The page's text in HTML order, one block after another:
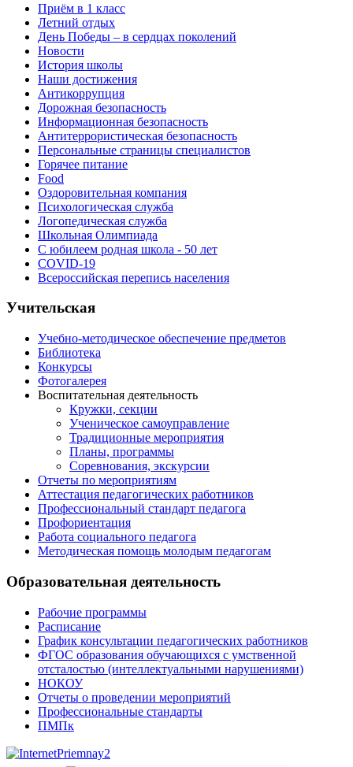
Приём в 1 класс
Летний отдых
День Победы – в сердцах поколений
Новости
История школы
Наши достижения
Антикоррупция
Дорожная безопасность
Информационная безопасность
Антитеррористическая безопасность
Персональные страницы специалистов
Горячее питание
Food
Оздоровительная компания
Психологическая служба
Логопедическая служба
Школьная Олимпиада
С юбилеем родная школа - 50 лет
COVID-19
Всероссийская перепись населения
Учительская
Учебно-методическое обеспечение предметов
Библиотека
Конкурсы
Фотогалерея
Воспитательная деятельность
Кружки, секции
Ученическое самоуправление
Традиционные мероприятия
Планы, программы
Соревнования, экскурсии
Отчеты по мероприятиям
Аттестация педагогических работников
Профессиональный стандарт педагога
Профориентация
Работа социального педагога
Методическая помощь молодым педагогам
Образовательная деятельность
Рабочие программы
Расписание
График консультации педагогических работников
ФГОС образования обучающихся с умственной
отсталостью (интеллектуальными нарушениями)
НОКОУ
Отчеты о проведении мероприятий
Профессиональные стандарты
ПМПк